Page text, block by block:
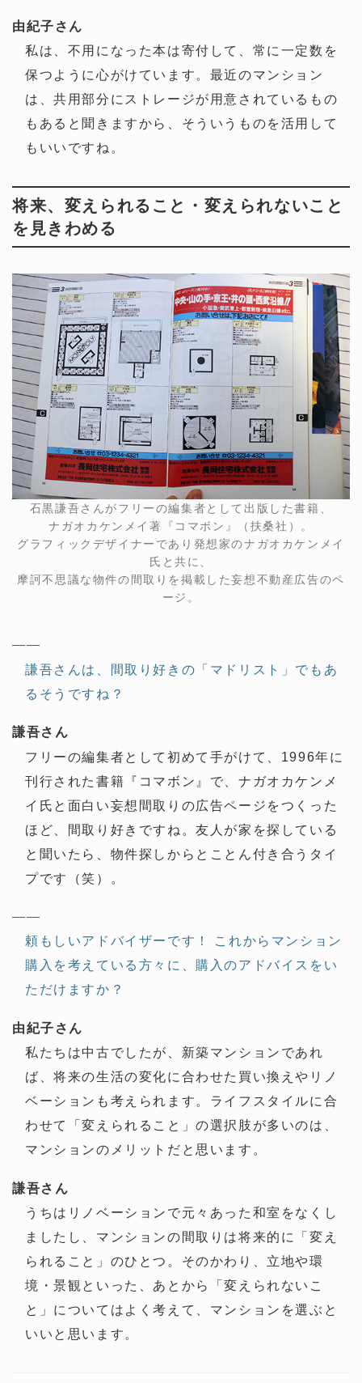
由紀子さん
私は、不用になった本は寄付して、常に一定数を
保つように心がけています。最近のマンション
は、共用部分にストレージが用意されているもの
もあると聞きますから、そういうものを活用して
もいいですね。
将来、変えられること・変えられないこと
を見きわめる
石黒謙吾さんがフリーの編集者として出版した書籍、
ナガオカケンメイ著『コマボン』（扶桑社）。
グラフィックデザイナーであり発想家のナガオカケンメイ
氏と共に、
摩訶不思議な物件の間取りを掲載した妄想不動産広告のペ
ージ。
——
謙吾さんは、間取り好きの「マドリスト」でもあ
るそうですね？
謙吾さん
フリーの編集者として初めて手がけて、1996年に
刊行された書籍『コマボン』で、ナガオカケンメ
イ氏と面白い妄想間取りの広告ページをつくった
ほど、間取り好きですね。友人が家を探している
と聞いたら、物件探しからとことん付き合うタイ
プです（笑）。
——
頼もしいアドバイザーです！ これからマンション
購入を考えている方々に、購入のアドバイスをい
ただけますか？
由紀子さん
私たちは中古でしたが、新築マンションであれ
ば、将来の生活の変化に合わせた買い換えやリノ
ベーションも考えられます。ライフスタイルに合
わせて「変えられること」の選択肢が多いのは、
マンションのメリットだと思います。
謙吾さん
うちはリノベーションで元々あった和室をなくし
ましたし、マンションの間取りは将来的に「変え
られること」のひとつ。そのかわり、立地や環
境・景観といった、あとから「変えられないこ
と」についてはよく考えて、マンションを選ぶと
いいと思います。